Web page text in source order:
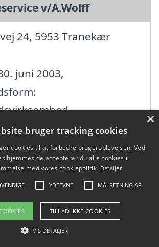
v/A.Wolff
24, 5953 Tranekær
juni 2003,
I/S
januar 2024,
×
bruger tracking cookies
cookies til at forbedre brugeroplevelsen. Ved
hjemmeside accepterer du alle cookies i
med vores cookiepolitik. Detaljer
YDEEVNE MÅLRETNING AF
TILLAD IKKE COOKIES
VIS DETALJER